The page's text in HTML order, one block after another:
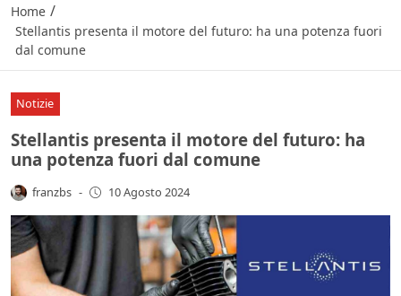
Home /
Stellantis presenta il motore del futuro: ha una potenza fuori
dal comune
Notizie
Stellantis presenta il motore del futuro: ha
una potenza fuori dal comune
franzbs - 10 Agosto 2024